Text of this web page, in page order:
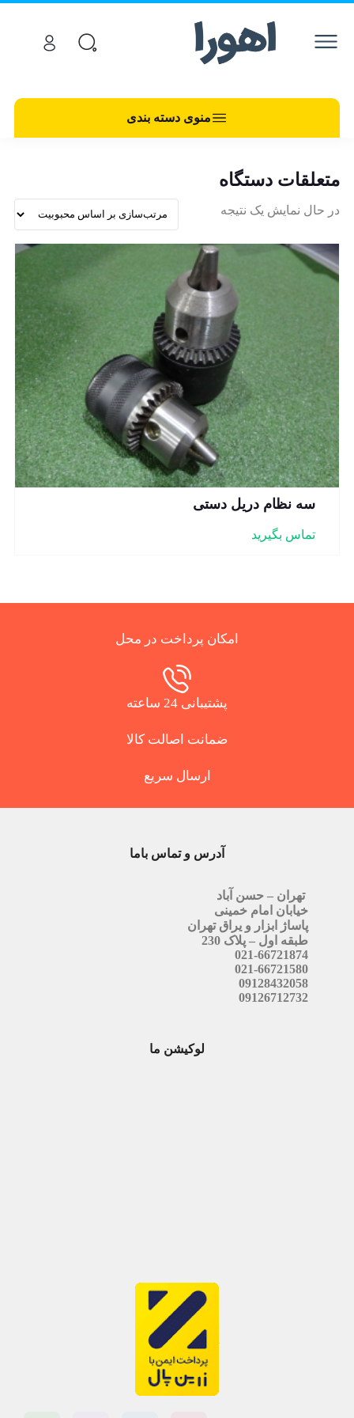
منوی دسته بندی
متعلقات دستگاه
در حال نمایش یک نتیجه
سه نظام دریل دستی
تماس بگیرید
امکان پرداخت در محل
پشتیبانی 24 ساعته
ضمانت اصالت کالا
ارسال سریع
آدرس و تماس باما
تهران – حسن آباد
خیابان امام خمینی
پاساژ ابزار و یراق تهران
طبقه اول – پلاک 230
021-66721874
021-66721580
09128432058
09126712732
لوکیشن ما